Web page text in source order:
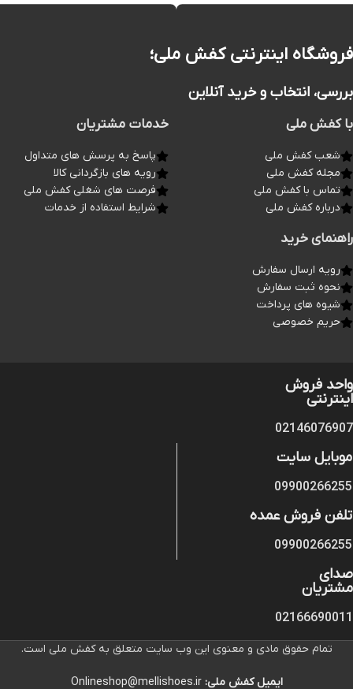
فروشگاه اینترنتی کفش ملی؛
بررسی، انتخاب و خرید آنلاین
با کفش ملی
شعب کفش ملی
مجله کفش ملی
تماس با کفش ملی
درباره کفش ملی
خدمات مشتریان
پاسخ به پرسش های متداول
رویه های بازگردانی کالا
فرصت های شغلی کفش ملی
شرایط استفاده از خدمات
راهنمای خرید
رویه ارسال سفارش
نحوه ثبت سفارش
شیوه های پرداخت
حریم خصوصی
واحد فروش
اینترنتی
02146076907
موبایل سایت
09900266255
تلفن فروش عمده
09900266255
صدای
مشتریان
02166690011
تمام حقوق مادی و معنوی این وب سایت متعلق به کفش ملی است.
ایمیل کفش ملی:Onlineshop@mellishoes.ir